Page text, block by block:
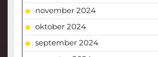
november 2024
oktober 2024
september 2024